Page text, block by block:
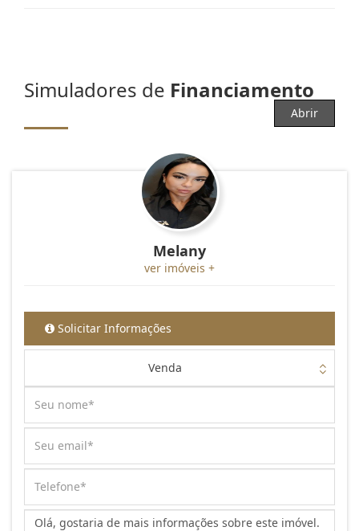
Simuladores de Financiamento
Abrir
Melany
ver imóveis +
Solicitar Informações
Venda
Mensagem: